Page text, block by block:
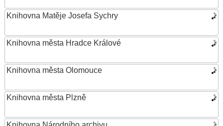
Knihovna Matěje Josefa Sychry
Knihovna města Hradce Králové
Knihovna města Olomouce
Knihovna města Plzně